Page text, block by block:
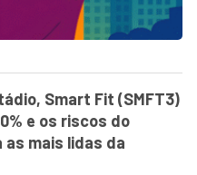
Smart Fit (SMFT3)
e os riscos do
as mais lidas da